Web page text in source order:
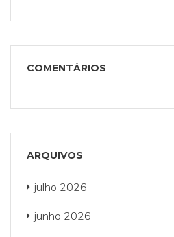
COMENTÁRIOS
ARQUIVOS
julho 2026
junho 2026